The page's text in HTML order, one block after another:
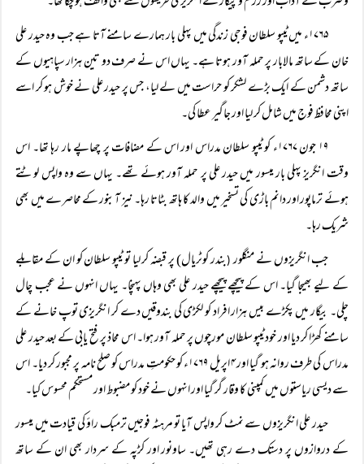
۱۷۶۵ء میں ٹیپو سلطان فوجی زندگی میں پہلی بار ہمارے سامنے آتا ہے جب وہ حیدر علی
خان کے ساتھ مالابار پر حملہ آور ہوتا ہے۔ یہاں اس نے صرف دو تین ہزار سپاہیوں کے
ساتھ دشمن کے ایک بڑے لشکر کو حراست میں لے لیا، جس پر حیدر علی نے خوش ہو کر اسے
اپنی محافظ فوج میں شامل کر لیا اور جاگیر عطا کی۔
۱۹ جون ۱۷۶۷ء کو ٹیپو سلطان مدراس اور اس کے مضافات پر چھاپے مار رہا تھا۔ اس
وقت انگریز پہلی بار میسور میں حیدر علی پر حملہ آور ہوئے تھے۔ یہاں سے وہ واپس لوٹتے
ہوئے ترماپور اور دانم باڑی کی تسخیر میں والد کا ہاتھ بٹاتا رہا۔ نیز آبنور کے محاصرے میں بھی
شریک رہا۔
جب انگریزوں نے منگلور(بندر کوٹریال) پر قبضہ کر لیا تو ٹیپو سلطان کو ان کے مقابلے
کے لیے بھیجا گیا۔ اس کے پیچھے پیچھے حیدر علی بھی وہاں پہنچا۔ یہاں انہوں نے عجب چال
چلی۔ بیگار میں پکڑے بیس ہزار افراد کو لکڑی کی بندوقیں دے کر انگریزی توپ خانے کے
سامنے کھڑا کر دیا اور خود ٹیپو سلطان مورچوں پر حملہ آور ہوا۔ اس محاذ پر فتح یابی کے بعد حیدر علی
مدراس کی طرف روانہ ہو گیا اور ۴ اپریل ۱۷۶۹ء کو حکومتِ مدراس کو صلح نامہ پر مجبور کر دیا۔ اس
سے دیسی ریاستوں میں کمپنی کا وقار گر گیا اور انہوں نے خود کو مضبوط اور مستحکم محسوس کیا۔
حیدر علی انگریزوں سے نمٹ کر واپس آیا تو مرہٹہ فوجیں ترمبک راؤ کی قیادت میں میسور
کے دروازوں پر دستک دے رہی تھیں۔ ساونور اور کڑپہ کے سردار بھی ان کے ساتھ